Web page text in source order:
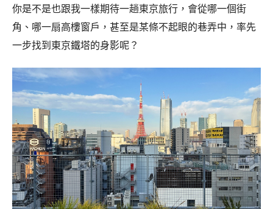
你是不是也跟我一樣期待一趟東京旅行，會從哪一個街
角、哪一扇高樓窗戶，甚至是某條不起眼的巷弄中，率先
一步找到東京鐵塔的身影呢？